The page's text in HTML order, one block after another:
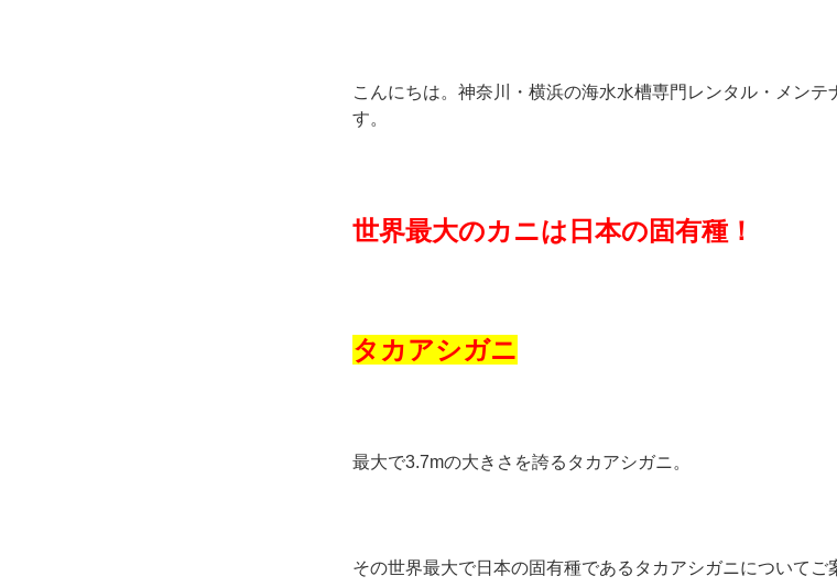
こんにちは。神奈川・横浜の海水水槽専門レンタル・メンテ
す。
世界最大のカニは日本の固有種！
タカアシガニ
最大で3.7mの大きさを誇るタカアシガニ。
その世界最大で日本の固有種であるタカアシガニについてご